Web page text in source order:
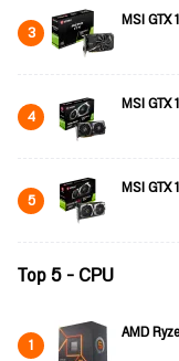
3 MSI GTX
4 MSI GTX
5 MSI GTX
Top 5 - CPU
1 AMD